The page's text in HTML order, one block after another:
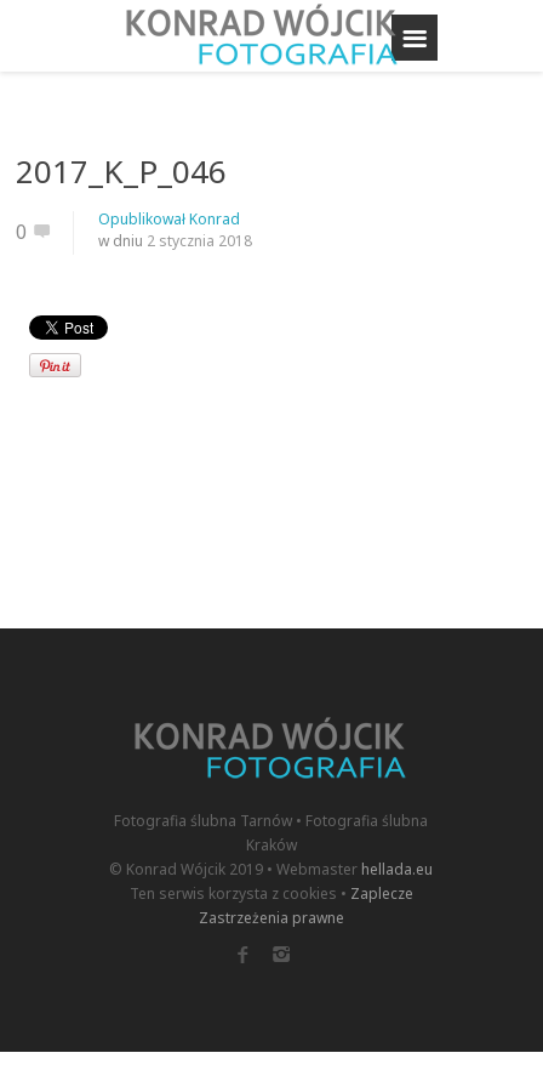
2017_K_P_046
0 OpublikowałKonrad
w dniu 2 stycznia 2018
Fotografia ślubna Tarnów • Fotografia ślubna
Kraków
© Konrad Wójcik 2019 • Webmaster hellada.eu
Ten serwis korzysta z cookies • Zaplecze
Zastrzeżenia prawne